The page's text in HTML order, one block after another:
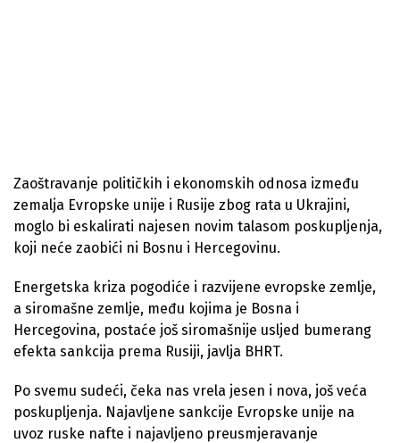
Zaoštravanje političkih i ekonomskih odnosa između
zemalja Evropske unije i Rusije zbog rata u Ukrajini,
moglo bi eskalirati najesen novim talasom poskupljenja,
koji neće zaobići ni Bosnu i Hercegovinu.
Energetska kriza pogodiće i razvijene evropske zemlje,
a siromašne zemlje, među kojima je Bosna i
Hercegovina, postaće još siromašnije usljed bumerang
efekta sankcija prema Rusiji, javlja BHRT.
Po svemu sudeći, čeka nas vrela jesen i nova, još veća
poskupljenja. Najavljene sankcije Evropske unije na
uvoz ruske nafte i najavljeno preusmjeravanje